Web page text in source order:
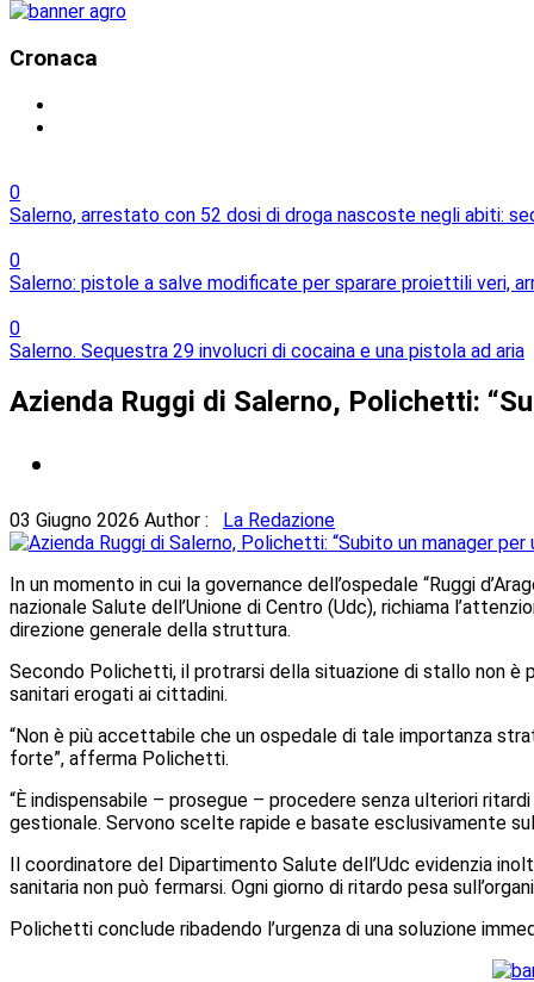
Cronaca
0
Salerno, arrestato con 52 dosi di droga nascoste negli abiti:
0
Salerno: pistole a salve modificate per sparare proiettili veri,
0
Salerno. Sequestra 29 involucri di cocaina e una pistola ad aria
Azienda Ruggi di Salerno, Polichetti:
03 Giugno 2026 Author : La Redazione
In un momento in cui la governance dell’ospedale “Ruggi
nazionale Salute dell’Unione di Centro (Udc), richiama
direzione generale della struttura.
Secondo Polichetti, il protrarsi della situazione di stallo non è
sanitari erogati ai cittadini.
“Non è più accettabile che un ospedale di tale importanza
forte”, afferma Polichetti.
“È indispensabile – prosegue – procedere senza ulteriori
gestionale. Servono scelte rapide e basate esclusivamente
Il coordinatore del Dipartimento Salute dell’Udc evidenzia
sanitaria non può fermarsi. Ogni giorno di ritardo pesa
Polichetti conclude ribadendo l’urgenza di una soluzione